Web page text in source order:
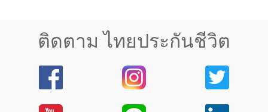
ติดตาม ไทยประกันชีวิต